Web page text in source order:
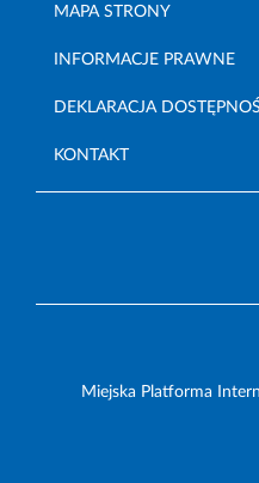
MAPA STRONY
INFORMACJE PRAWNE
DEKLARACJA
KONTAKT
Miejska Platforma